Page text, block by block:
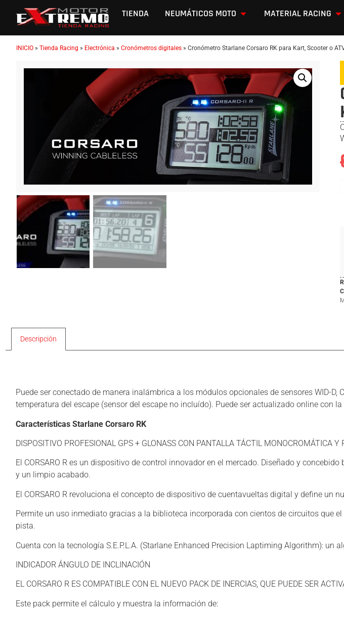
TIENDA NEUMÁTICOS MOTO MATERIAL RACING
INICIO » Tienda Racing » Electrónica » Cronómetros digitales » Cronómetro Starlane Corsaro RK para Kart, Scooter o
Descripción
Puede ser conectado de manera inalámbrica a los módulos opcionales de sensores WID-
temperatura del escape (sensor del escape no incluído). Puede ser actualizado online con
Características Starlane Corsaro RK
DISPOSITIVO PROFESIONAL GPS + GLONASS CON PANTALLA TÁCTIL MONOCROMÁTICA
El CORSARO R es un dispositivo de control innovador en el mercado. Diseñado y
y un limpio acabado.
El CORSARO R revoluciona el concepto de dispositivo de cuentavueltas digital y define un
Permite un uso inmediato gracias a la biblioteca incorporada con cientos de circuitos que
pista.
Cuenta con la tecnología S.E.P.L.A. (Starlane Enhanced Precision Laptiming Algorithm):
INDICADOR ÁNGULO DE INCLINACIÓN
EL CORSARO R ES COMPATIBLE CON EL NUEVO PACK DE INERCIAS, QUE PUEDE SER
Este pack permite el cálculo y muestra la información de: